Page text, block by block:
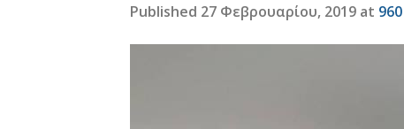
Published 27 Φεβρουαρίου, 2019 at